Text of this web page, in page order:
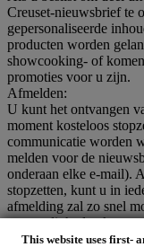
This website uses first-
Creuset-nieuwsbrief te
gepersonaliseerde
producten worden
showcooking- of
promoties voor u zijn.
Afmelden:
U kunt het ontvangen
moment kosteloos
communicatie worden
melden voor de
onderaan elke e-mail).
stopzetten, kunt u in
afmelding zal zo snel
omstandigheden kunt u
afmelding volledig is